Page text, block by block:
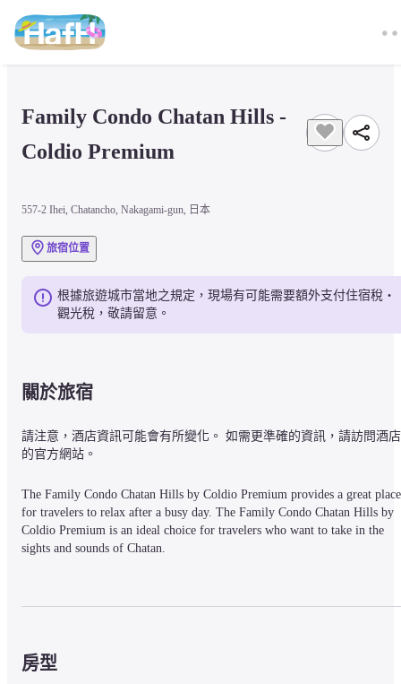
Family Condo Chatan Hills -
Coldio Premium
557-2 Ihei, Chatancho, Nakagami-gun, 日本
旅宿位置
根據旅遊城市當地之規定，現場有可能需要額外支付住宿稅・
觀光稅，敬請留意。
關於旅宿
請注意，酒店資訊可能會有所變化。 如需更準確的資訊，請訪問酒店
的官方網站。
The Family Condo Chatan Hills by Coldio Premium provides a great place
for travelers to relax after a busy day. The Family Condo Chatan Hills by
Coldio Premium is an ideal choice for travelers who want to take in the
sights and sounds of Chatan.
The hotel is 15km from Furujima and 21km from Naha Airport. There's
房型